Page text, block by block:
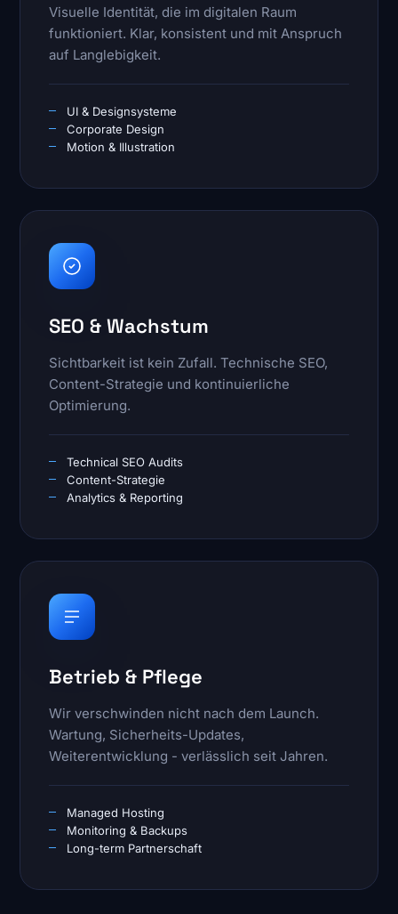
Visuelle Identität, die im digitalen Raum
funktioniert. Klar, konsistent und mit Anspruch
auf Langlebigkeit.
UI & Designsysteme
Corporate Design
Motion & Illustration
SEO & Wachstum
Sichtbarkeit ist kein Zufall. Technische SEO,
Content-Strategie und kontinuierliche
Optimierung.
Technical SEO Audits
Content-Strategie
Analytics & Reporting
Betrieb & Pflege
Wir verschwinden nicht nach dem Launch.
Wartung, Sicherheits-Updates,
Weiterentwicklung - verlässlich seit Jahren.
Managed Hosting
Monitoring & Backups
Long-term Partnerschaft